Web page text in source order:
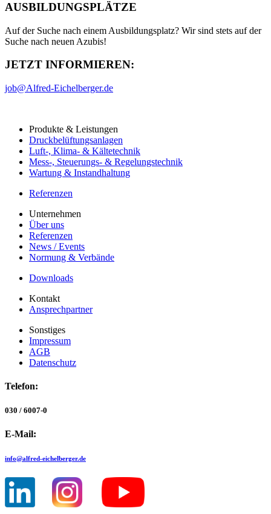
AUSBILDUNGSPLÄTZE
Auf der Suche nach einem Ausbildungsplatz? Wir sind stets auf der
Suche nach neuen Azubis!
JETZT INFORMIEREN:
job@Alfred-Eichelberger.de
Produkte & Leistungen
Druckbelüftungsanlagen
Luft-, Klima- & Kältetechnik
Mess-, Steuerungs- & Regelungstechnik
Wartung & Instandhaltung
Referenzen
Unternehmen
Über uns
Referenzen
News / Events
Normung & Verbände
Downloads
Kontakt
Ansprechpartner
Sonstiges
Impressum
AGB
Datenschutz
Telefon:
030 / 6007-0
E-Mail:
info@alfred-eichelberger.de